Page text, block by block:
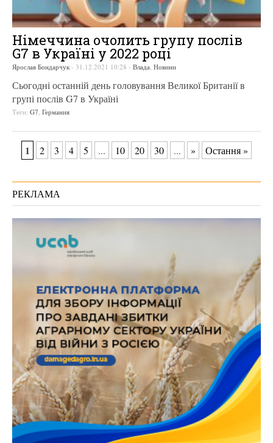
Німеччина очолить групу послів
G7 в Україні у 2022 році
Ярослав Бондарчук - 31.12.2021 10:28 - Влада Новини
Сьогодні останній день головування Великої Британії в
групі послів G7 в Україні
Теги: G7 Германия
1 2 3 4 5 ... 10 20 30 ... » Остання »
РЕКЛАМА